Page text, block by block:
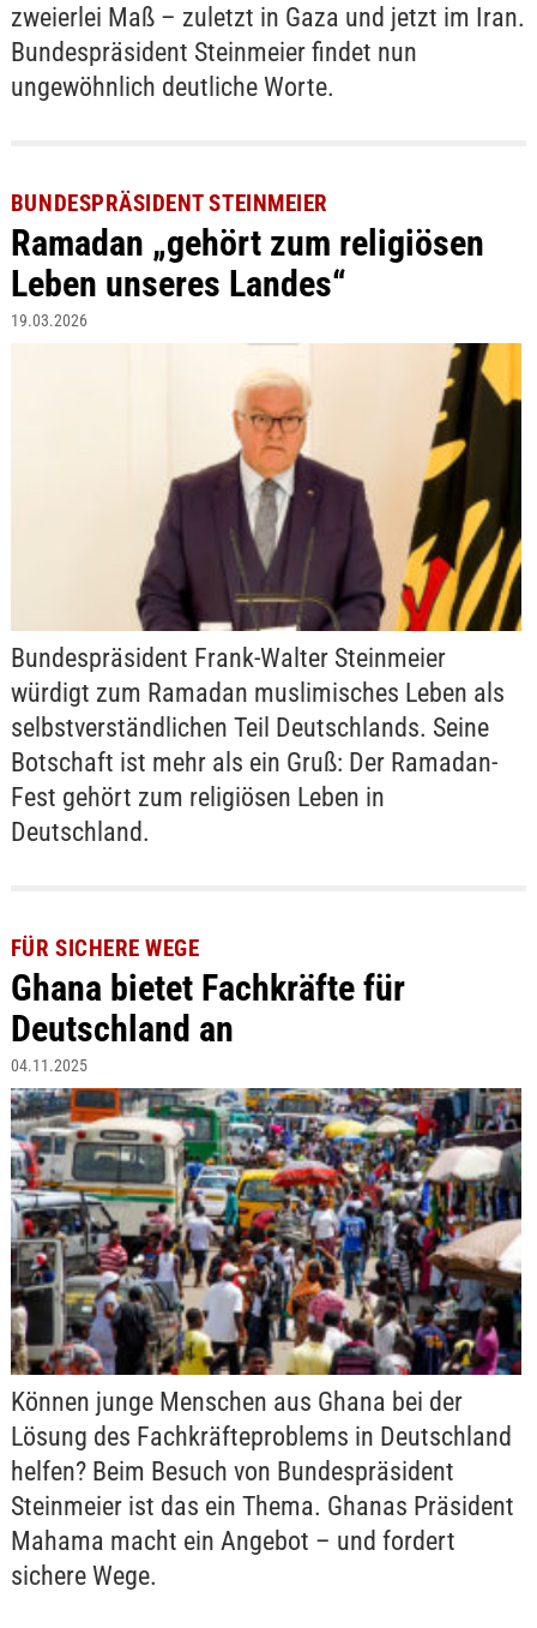
zweierlei Maß – zuletzt in Gaza und jetzt im Iran.
Bundespräsident Steinmeier findet nun
ungewöhnlich deutliche Worte.
BUNDESPRÄSIDENT STEINMEIER
Ramadan „gehört zum religiösen
Leben unseres Landes“
19.03.2026
Bundespräsident Frank-Walter Steinmeier
würdigt zum Ramadan muslimisches Leben als
selbstverständlichen Teil Deutschlands. Seine
Botschaft ist mehr als ein Gruß: Der Ramadan-
Fest gehört zum religiösen Leben in
Deutschland.
FÜR SICHERE WEGE
Ghana bietet Fachkräfte für
Deutschland an
04.11.2025
Können junge Menschen aus Ghana bei der
Lösung des Fachkräfteproblems in Deutschland
helfen? Beim Besuch von Bundespräsident
Steinmeier ist das ein Thema. Ghanas Präsident
Mahama macht ein Angebot – und fordert
sichere Wege.